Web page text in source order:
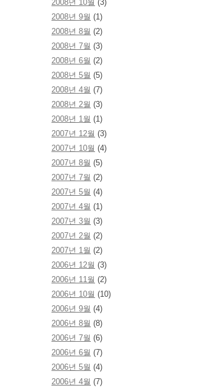
2008년 10월 (3)
2008년 9월 (1)
2008년 8월 (2)
2008년 7월 (3)
2008년 6월 (2)
2008년 5월 (5)
2008년 4월 (7)
2008년 2월 (3)
2008년 1월 (1)
2007년 12월 (3)
2007년 10월 (4)
2007년 8월 (5)
2007년 7월 (2)
2007년 5월 (4)
2007년 4월 (1)
2007년 3월 (3)
2007년 2월 (2)
2007년 1월 (2)
2006년 12월 (3)
2006년 11월 (2)
2006년 10월 (10)
2006년 9월 (4)
2006년 8월 (8)
2006년 7월 (6)
2006년 6월 (7)
2006년 5월 (4)
2006년 4월 (7)